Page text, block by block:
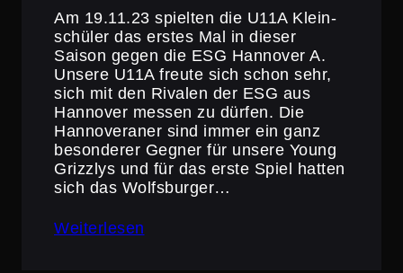
Am 19.11.23 spielten die U11A Klein­
schüler das erstes Mal in dieser
Saison gegen die ESG Hannover A.
Unsere U11A freute sich schon sehr,
sich mit den Rivalen der ESG aus
Hannover messen zu dürfen. Die
Hanno­ve­raner sind immer ein ganz
beson­derer Gegner für unsere Young
Grizzlys und für das erste Spiel hatten
sich das Wolfs­burger…
Weiterlesen